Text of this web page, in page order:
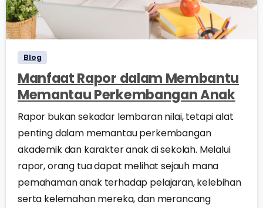
0
Blog
Manfaat Rapor dalam Membantu
Memantau Perkembangan Anak
Rapor bukan sekadar lembaran nilai, tetapi alat
penting dalam memantau perkembangan
akademik dan karakter anak di sekolah. Melalui
rapor, orang tua dapat melihat sejauh mana
pemahaman anak terhadap pelajaran, kelebihan
serta kelemahan mereka, dan merancang